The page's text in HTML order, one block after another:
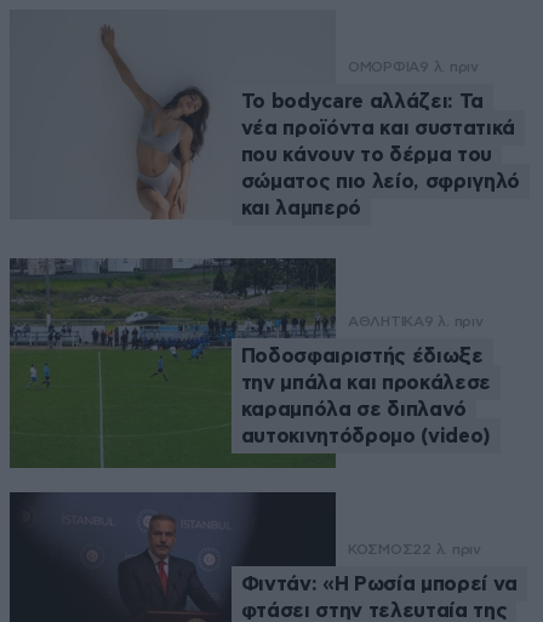
ΟΜΟΡΦΙΑ9 λ. πριν
Το bodycare αλλάζει: Τα
νέα προϊόντα και συστατικά
που κάνουν το δέρμα του
σώματος πιο λείο, σφριγηλό
και λαμπερό
ΑΘΛΗΤΙΚΑ9 λ. πριν
Ποδοσφαιριστής έδιωξε
την μπάλα και προκάλεσε
καραμπόλα σε διπλανό
αυτοκινητόδρομο (video)
ΚΟΣΜΟΣ22 λ. πριν
Φιντάν: «Η Ρωσία μπορεί να
φτάσει στην τελευταία της